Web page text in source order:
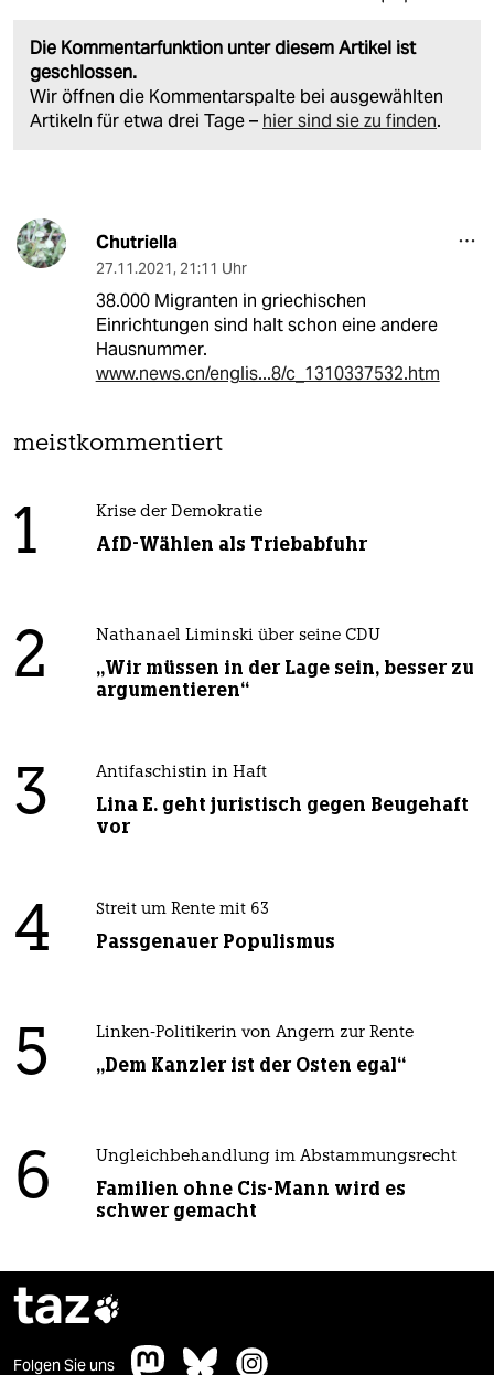
Die Kommentarfunktion unter diesem Artikel ist
geschlossen.
Wir öffnen die Kommentarspalte bei ausgewählten
Artikeln für etwa drei Tage – hier sind sie zu finden.
Chutriella
27.11.2021, 21:11 Uhr
38.000 Migranten in griechischen
Einrichtungen sind halt schon eine andere
Hausnummer.
www.news.cn/englis...8/c_1310337532.htm
meistkommentiert
1 Krise der Demokratie
AfD-Wählen als Triebabfuhr
2 Nathanael Liminski über seine CDU
„Wir müssen in der Lage sein, besser zu
argumentieren“
3 Antifaschistin in Haft
Lina E. geht juristisch gegen Beugehaft
vor
4 Streit um Rente mit 63
Passgenauer Populismus
5 Linken-Politikerin von Angern zur Rente
„Dem Kanzler ist der Osten egal“
6 Ungleichbehandlung im Abstammungsrecht
Familien ohne Cis-Mann wird es
schwer gemacht
taz
Folgen Sie uns